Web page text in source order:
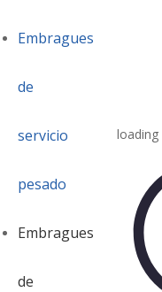
Embragues
de
servicio
pesado
Embragues
de
loading